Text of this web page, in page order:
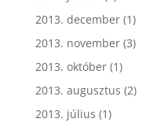
2013. december(1)
2013. november(3)
2013. október(1)
2013. augusztus (2)
2013. július (1)